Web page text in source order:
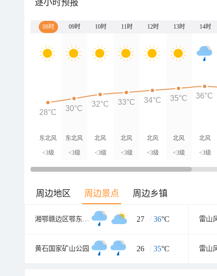
逐小时预报
08时 09时 10时 11时 12时 13时 14时
东北风
<3级
东北风
<3级
北风
<3级
北风
<3级
北风
<3级
北风
<3级
北风
<3级
28°C 30°C 32°C 33°C 34°C 35°C 36°C
周边地区 周边景点 周边乡镇
湘鄂赣边区鄂东南革命烈士陵园 27 / 36°C 雷山
黄石国家矿山公园 26 / 35°C